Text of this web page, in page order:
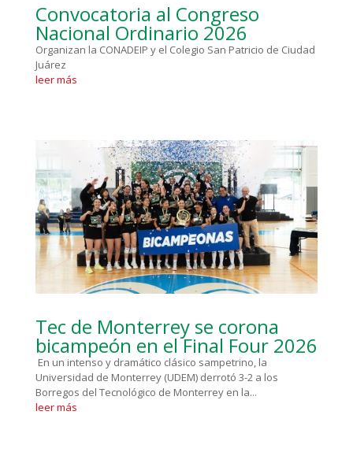
Convocatoria al Congreso
Nacional Ordinario 2026
Organizan la CONADEIP y el Colegio San Patricio de Ciudad
Juárez
leer más
Tec de Monterrey se corona
bicampeón en el Final Four 2026
En un intenso y dramático clásico sampetrino, la
Universidad de Monterrey (UDEM) derrotó 3-2 a los
Borregos del Tecnológico de Monterrey en la...
leer más